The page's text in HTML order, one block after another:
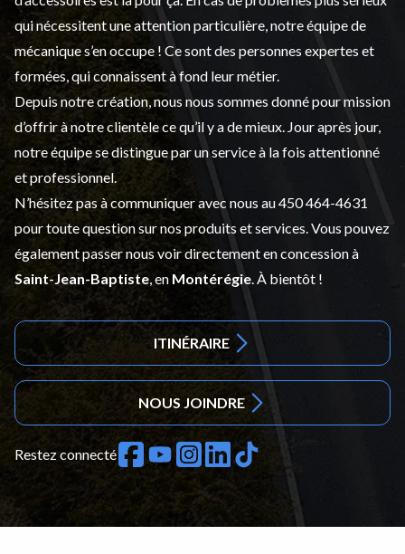
qui nécessitent une attention particulière, notre équipe de
mécanique s’en occupe ! Ce sont des personnes expertes et
formées, qui connaissent à fond leur métier.
Depuis notre création, nous nous sommes donné pour mission
d’offrir à notre clientèle ce qu’il y a de mieux. Jour après jour,
notre équipe se distingue par un service à la fois attentionné
et professionnel.
N’hésitez pas à communiquer avec nous au450 464-4631
pour toute question sur nos produits et services. Vous pouvez
également passer nous voir directement en concession à
Saint-Jean-Baptiste , en Montérégie . À bientôt !
ITINÉRAIRE
NOUS JOINDRE
Restez connecté